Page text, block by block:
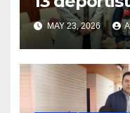
bandera
MAY 23, 2026